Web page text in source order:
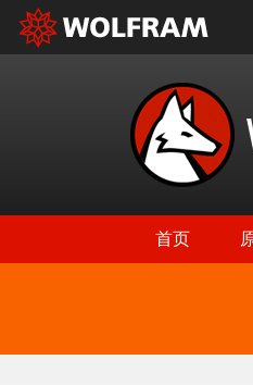
首页